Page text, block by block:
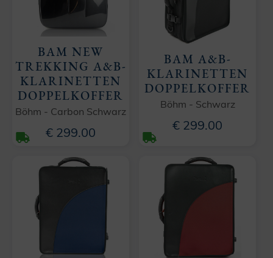
BAM NEW
TREKKING A&B-
KLARINETTEN
DOPPELKOFFER
Böhm - Carbon Schwarz
€ 299.00
BAM A&B-
KLARINETTEN
DOPPELKOFFER
Böhm - Schwarz
€ 299.00